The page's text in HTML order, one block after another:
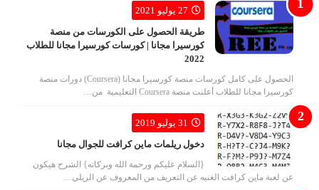
27 يوليو 2021
طريقة الحصول على الكورسات من منصة
كورسيرا مجانا | كورسات كورسيرا مجانا للطلاب
2022
الحصول على كامل كورسات منصة كورسيرا مجانا (Coursera) دورات منصة
كورسيرا مجانا للطلاب أعلنت منصة Coursera التعليمية من…
31 يوليو 2019
دخول ريلمات ماين كرافت للجوال مجانا
{السلام عليكم ورحمة الله وبركاته} الشرح هيكون
عن لعبة ماين كرافت الغنيه عن التعريف من المعروف عن الريلي…